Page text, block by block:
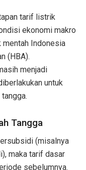
tarif listrik
ekonomi makro
mentah Indonesia
(HBA).
menjadi
untuk
Tangga
(misalnya
maka tarif dasar
sebelumnya.